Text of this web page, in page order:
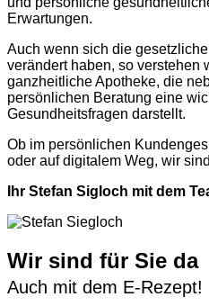
Erwartungen.
Auch wenn sich die
verändert haben, so verstehen
ganzheitliche Apotheke, die
persönlichen Beratung eine
Gesundheitsfragen darstellt.
Ob im persönlichen
oder auf digitalem Weg, wir
Ihr Stefan Sigloch mit dem
Wir sind für Sie da
Auch mit dem E-Rezept!